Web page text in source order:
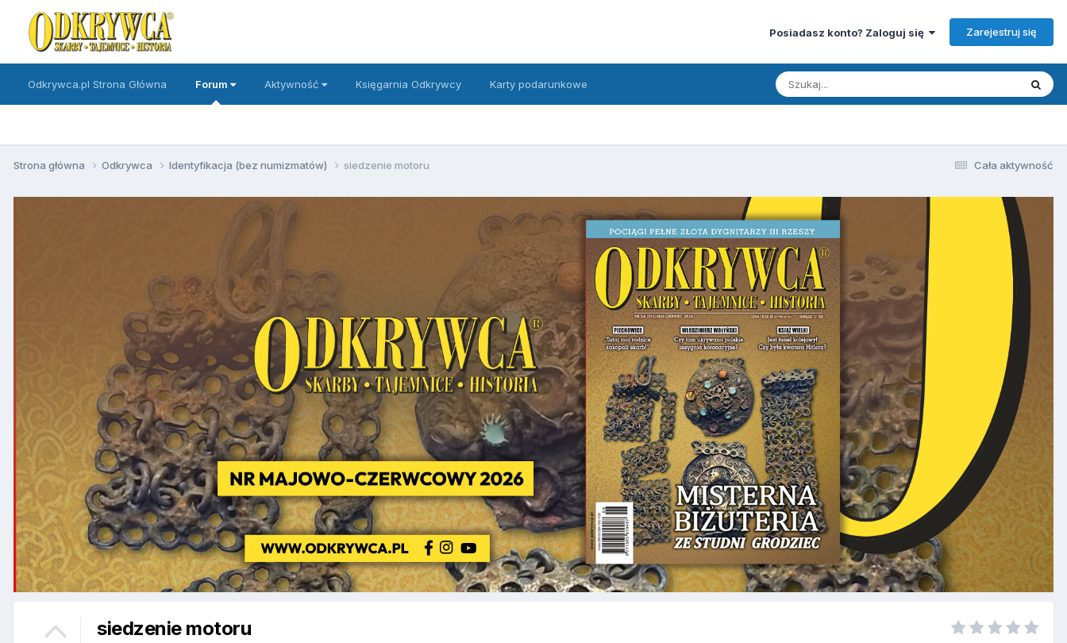
Posiadasz konto? Zaloguj się Zarejestruj się
Odkrywca.pl Strona Główna Forum Aktywność Księgarnia Odkrywcy Karty podarunkowe
Cała aktywność
Strona główna Odkrywca Identyfikacja (bez numizmatów) siedzenie motoru
siedzenie motoru